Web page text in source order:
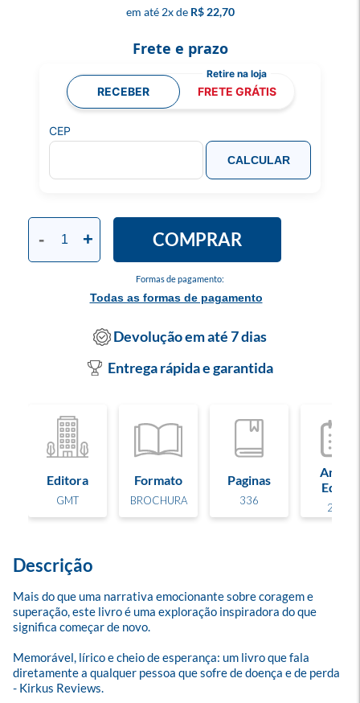
2x R$ 22,70
Formas de pagamento:
Todas as formas de pagamento
- + COMPRAR
Frete e prazo
RECEBER FRETE GRÁTIS
CEP
CALCULAR
Devolução em até 7 dias
Entrega rápida e garantida
Editora
GMT
Formato
BROCHURA
Paginas
336
Ano de
Edição
2022
Descrição
Mais do que uma narrativa emocionante sobre coragem e
superação, este livro é uma exploração inspiradora do que
significa começar de novo.
Memorável, lírico e cheio de esperança: um livro que fala
diretamente a qualquer pessoa que sofre de doença e de perda
- Kirkus Reviews.